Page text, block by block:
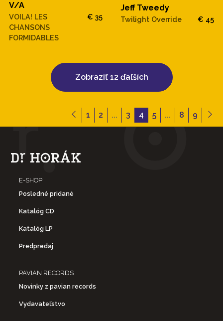
V/A
VOILA! LES
CHANSONS
FORMIDABLES
€ 35
Jeff Tweedy
Twilight Override € 45
Zobraziť 12 ďaľších
1 2 ... 3 4 5 ... 8 9
E-SHOP
Posledné pridané
Katalóg CD
Katalóg LP
Predpredaj
PAVIAN RECORDS
Novinky z pavian records
Vydavateľstvo